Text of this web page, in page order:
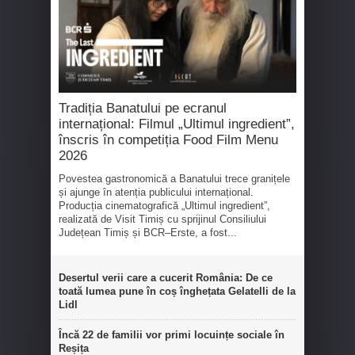
Tradiția Banatului pe ecranul
internațional: Filmul „Ultimul ingredient”,
înscris în competiția Food Film Menu
2026
Povestea gastronomică a Banatului trece granițele
și ajunge în atenția publicului internațional.
Producția cinematografică „Ultimul ingredient”,
realizată de Visit Timiș cu sprijinul Consiliului
Județean Timiș și BCR–Erste, a fost...
Desertul verii care a cucerit România: De ce
toată lumea pune în coș înghețata Gelatelli de la
Lidl
Încă 22 de familii vor primi locuințe sociale în
Reșița